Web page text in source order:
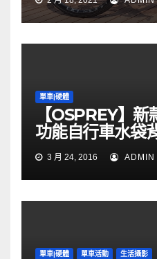
單車|硬體
【OSPREY】
功能自行車水袋
3 月 24, 2016 ADMIN
單車|硬體 單車活動 生活攝影